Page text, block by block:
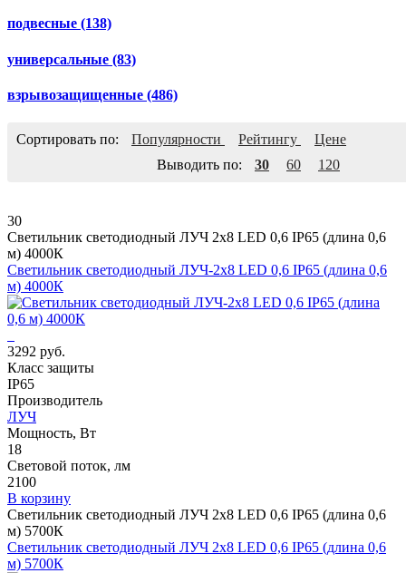
подвесные (138)
универсальные (83)
взрывозащищенные (486)
Сортировать по: Популярности Рейтингу
Цене
Выводить по:
30 60 120
30
Светильник светодиодный ЛУЧ 2х8 LED 0,6 IP65 (длина 0,6
м) 4000К
Светильник светодиодный ЛУЧ-2х8 LED 0,6 IP65 (длина 0,6
м) 4000К
3292 руб.
Класс защиты
IP65
Производитель
ЛУЧ
Мощность, Вт
18
Световой поток, лм
2100
В корзину
Светильник светодиодный ЛУЧ 2х8 LED 0,6 IP65 (длина 0,6
м) 5700К
Светильник светодиодный ЛУЧ 2х8 LED 0,6 IP65 (длина 0,6
м) 5700К